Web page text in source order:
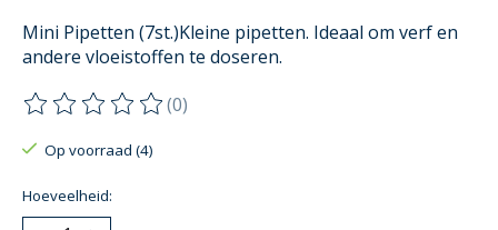
Mini Pipetten (7st.)Kleine pipetten. Ideaal om verf en
andere vloeistoffen te doseren.
De beoordeling van dit product is
(0)
Op voorraad (4)
Hoeveelheid: